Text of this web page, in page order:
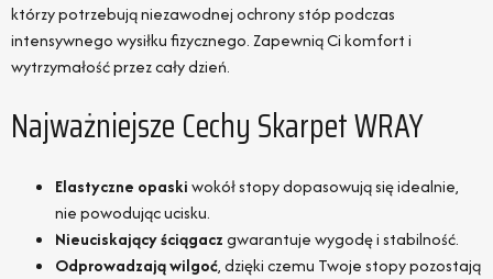
którzy potrzebują niezawodnej ochrony stóp podczas
intensywnego wysiłku fizycznego. Zapewnią Ci komfort i
wytrzymałość przez cały dzień.
Najważniejsze Cechy Skarpet WRAY
Elastyczne opaskiwokół stopy dopasowują się idealnie,
nie powodując ucisku.
Nieuciskający ściągaczgwarantuje wygodę i stabilność.
Odprowadzają wilgoć, dzięki czemu Twoje stopy pozostają